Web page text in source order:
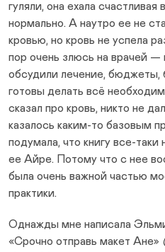
гуляли, она ехала
нормально. А наутро ее не
кровью, но кровь не успела
пор очень злюсь на врачей
обсудили лечение, бюджеты,
готовы делать всё
сказал про кровь, никто не
казалось каким-то базовым
подумала, что книгу все-
ее Айре. Потому что с нее
была очень важной частью
практики.
Однажды мне написала
«Срочно отправь макет Ане»